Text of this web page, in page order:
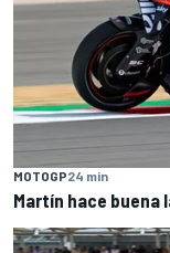
MOTOGP24 min
Martín hace buena